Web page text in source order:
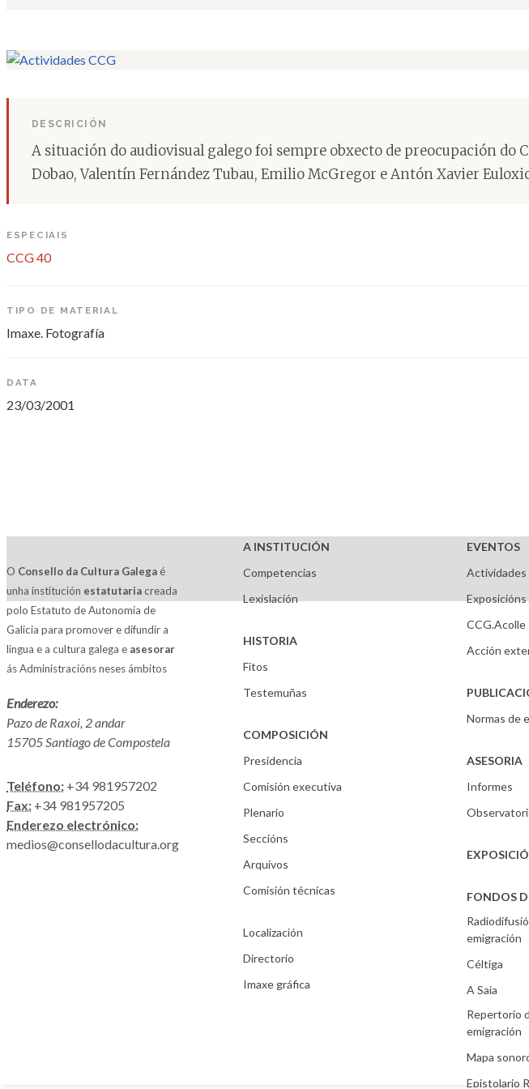
DESCRICIÓN
A situación do audiovisual galego foi sempre obxecto de preocupación do
Dobao, Valentín Fernández Tubau, Emilio McGregor e Antón Xavier
ESPECIAIS
CCG 40
TIPO DE MATERIAL
Imaxe. Fotografía
DATA
23/03/2001
O Consello da Cultura Galega é
unha institución estatutariacreada
polo Estatuto de Autonomía de
Galicia para promover e difundir a
lingua e a cultura galega e asesorar
ás Administracións neses ámbitos
Enderezo:
Pazo de Raxoi, 2 andar
15705 Santiago de Compostela
Teléfono: +34 981957202
Fax: +34 981957205
Enderezo electrónico:
medios@consellodacultura.org
A INSTITUCIÓN
Competencias
Lexislación
HISTORIA
Fitos
Testemuñas
COMPOSICIÓN
Presidencia
Comisión executiva
Plenario
Seccións
Arquivos
Comisión técnicas
Localización
Directorio
Imaxe gráfica
EVENTOS
Actividades
Exposicións
CCG.Acolle
Acción
Normas de
ASESORIA
Informes
FONDOS
emigración
Céltiga
A Saia
Repertorio
emigración
Mapa
Epistolario